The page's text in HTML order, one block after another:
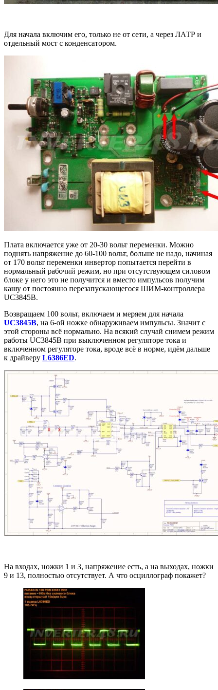
Для начала включим его, только не от сети, а через ЛАТР и
отдельный мост с конденсатором.
Плата включается уже от 20-30 вольт переменки. Можно
поднять напряжение до 60-100 вольт, больше не надо, начиная
от 170 вольт переменки инвертор попытается перейти в
нормальный рабочий режим, но при отсутствующем силовом
блоке у него это не получится и вместо импульсов получим
кашу от постоянно перезапускающегося ШИМ-контроллера
UC3845B.
Возвращаем 100 вольт, включаем и меряем для начала
UC3845B, на 6-ой ножке обнаруживаем импульсы. Значит с
этой стороны всё нормально. На всякий случай снимем режим
работы UC3845B при выключенном регуляторе тока и
включенном регуляторе тока, вроде всё в норме, идём дальше
к драйверу L6386ED.
На входах, ножки 1 и 3, напряжение есть, а на выходах, ножки
9 и 13, полностью отсутствует. А что осциллограф покажет?